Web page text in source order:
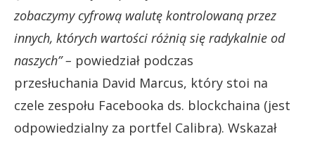
zobaczymy cyfrową walutę kontrolowaną przez
innych, których wartości różnią się radykalnie od
naszych” – powiedział podczas
przesłuchania David Marcus, który stoi na
czele zespołu Facebooka ds. blockchaina (jest
odpowiedzialny za portfel Calibra). Wskazał